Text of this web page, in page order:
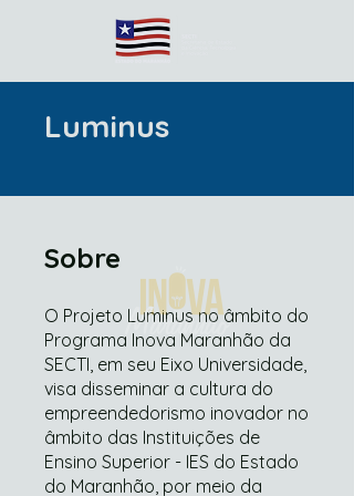
Luminus
Sobre
O Projeto Luminus no âmbito do
Programa Inova Maranhão da
SECTI, em seu Eixo Universidade,
visa disseminar a cultura do
empreendedorismo inovador no
âmbito das Instituições de
Ensino Superior - IES do Estado
do Maranhão, por meio da